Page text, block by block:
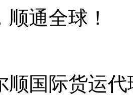
通全球！
顺国际货运